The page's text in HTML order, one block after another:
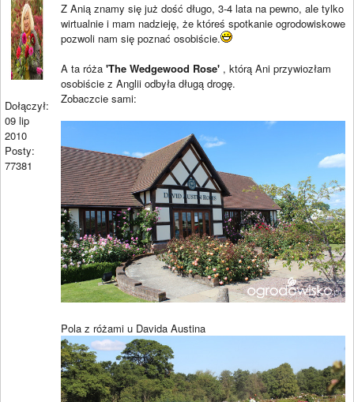
Dołączył:
09 lip
2010
Posty:
77381
Z Anią znamy się już dość długo, 3-4 lata na pewno, ale tylko
wirtualnie i mam nadzieję, że któreś spotkanie ogrodowiskowe
pozwoli nam się poznać osobiście.
A ta róża 'The Wedgewood Rose' , którą Ani przywiozłam
osobiście z Anglii odbyła długą drogę.
Zobaczcie sami:
Pola z różami u Davida Austina